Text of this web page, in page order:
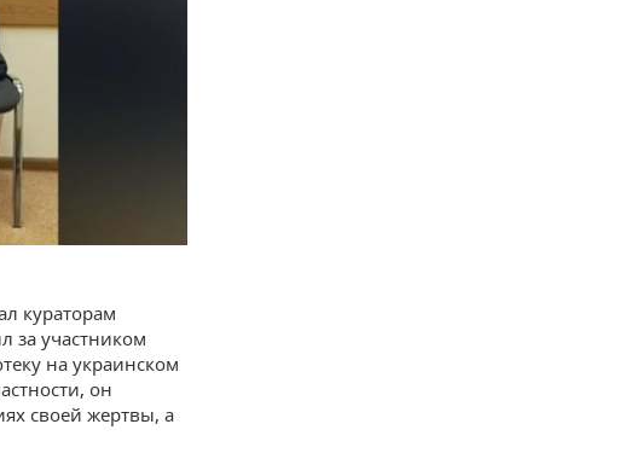
кураторам
за участником
на украинском
он
своей жертвы, а